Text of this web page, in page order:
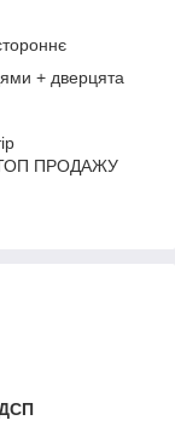
+ дверцята
ПРОДАЖУ